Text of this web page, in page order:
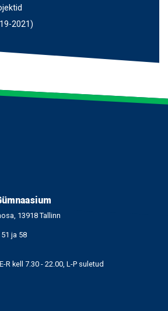
2021)
13918 Tallinn
ja 58
kell 7.30 - 22.00, L-P suletud